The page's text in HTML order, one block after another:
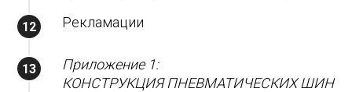
Рекламации
Приложение 1:
КОНСТРУКЦИЯ ПНЕВМАТИЧЕСКИХ ШИН